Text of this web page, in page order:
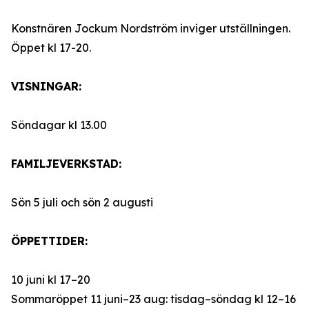
Konstnären Jockum Nordström inviger utställningen.
Öppet kl 17-20.
VISNINGAR:
Söndagar kl 13.00
FAMILJEVERKSTAD:
Sön 5 juli och sön 2 augusti
ÖPPETTIDER:
10 juni kl 17–20
Sommaröppet 11 juni–23 aug: tisdag–söndag kl 12–16